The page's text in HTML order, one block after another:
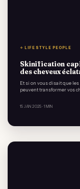
✧ LIFESTYLE PEOPLE
Skinification
des cheveux
Et si on vous disait que
peuvent transformer vos
15 JAN 2025 · 1 MIN